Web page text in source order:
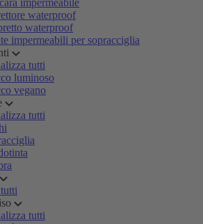
impermeabile
waterproof
waterproof
impermeabili per sopracciglia
tutti
luminoso
vegano
tutti
tutti